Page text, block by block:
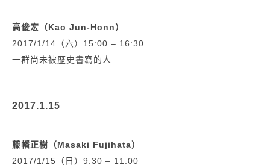
高俊宏（Kao Jun-Honn）
2017/1/14（六）15:00 – 16:30
一群尚未被歷史書寫的人
2017.1.15
藤幡正樹（Masaki Fujihata）
2017/1/15（日）9:30 – 11:00